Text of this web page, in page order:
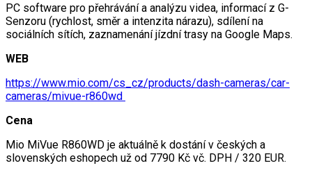
PC software pro přehrávání a analýzu videa, informací z G-
Senzoru (rychlost, směr a intenzita nárazu), sdílení na
sociálních sítích, zaznamenání jízdní trasy na Google Maps.
WEB
https://www.mio.com/cs_cz/products/dash-cameras/car-
cameras/mivue-r860wd
Cena
Mio MiVue R860WD je aktuálně k dostání v českých a
slovenských eshopech už od 7790 Kč vč. DPH / 320 EUR.